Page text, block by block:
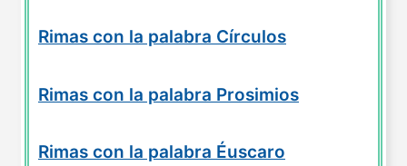
Rimas con la palabra Círculos
Rimas con la palabra Prosimios
Rimas con la palabra Éuscaro